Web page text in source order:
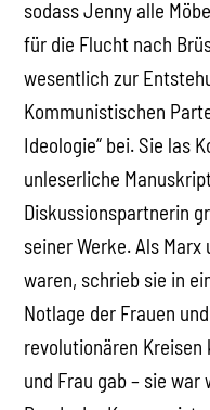
sodass Jenny alle
für die Flucht nach
wesentlich zur
Kommunistischen
Ideologie“ bei. Sie las
unleserliche
Diskussionspartnerin
seiner Werke. Als
waren, schrieb sie in
Notlage der Frauen
revolutionären Kreisen
und Frau gab – sie